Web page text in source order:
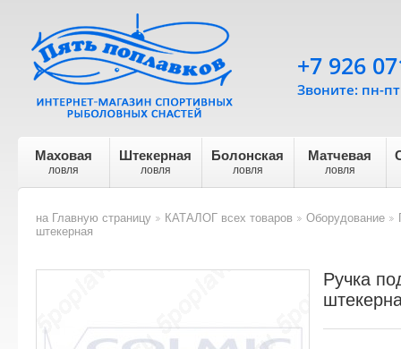
Маховая
ловля
Штекерная
ловля
Болонская
ловля
Матчевая
ловля
+7 926
Звоните: пн-
на Главную страницу
КАТАЛОГ всех товаров
Оборудование
штекерная
Ручка